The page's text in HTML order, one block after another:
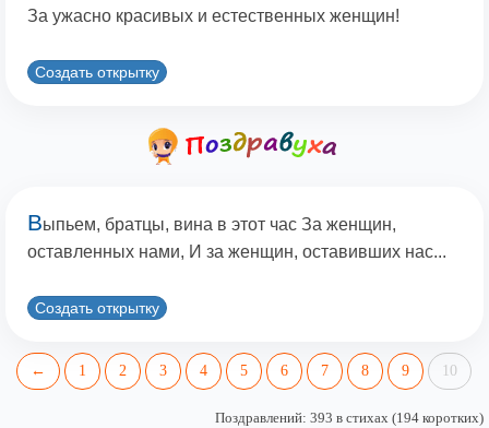
За ужасно красивых и естественных женщин!
Создать открытку
Выпьем, братцы, вина в этот час За женщин,
оставленных нами, И за женщин, оставивших нас...
Создать открытку
← 1 2 3 4 5 6 7 8 9 10
Поздравлений: 393 в стихах (194 коротких)